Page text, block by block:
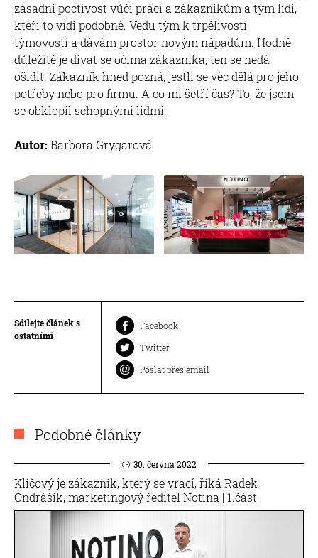
zásadní poctivost vůči práci a zákazníkům a tým lidí,
kteří to vidí podobně. Vedu tým k trpělivosti,
týmovosti a dávám prostor novým nápadům. Hodně
důležité je dívat se očima zákazníka, ten se nedá
ošidit. Zákazník hned pozná, jestli se věc dělá pro jeho
potřeby nebo pro firmu. A co mi šetří čas? To, že jsem
se obklopil schopnými lidmi.
Autor: Barbora Grygarová
Sdílejte článek s
ostatními
Facebook
Twitter
Poslat přes email
Podobné články
30. června 2022
Klíčový je zákazník, který se vrací, říká Radek
Ondrášík, marketingový ředitel Notina | 1.část